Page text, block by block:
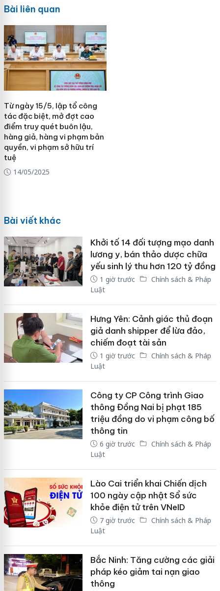
Bài liên quan
Từ ngày 15/5, lập tổ công
tác đặc biệt, mở đợt cao
điểm truy quét buôn lậu,
hàng giả, hàng vi phạm bản
quyền, vi phạm sở hữu trí
tuệ
14/05/2025
Bài viết khác
Khởi tố 14 đối tượng mạo danh
lương y, bán thảo dược chữa
yếu sinh lý thu hơn 120 tỷ đồng
1 giờ trước
Chính sách & Pháp
Luật
Hưng Yên: Cảnh giác thủ đoạn
giả danh shipper để lừa đảo,
chiếm đoạt tài sản
1 giờ trước
Chính sách & Pháp
Luật
Công ty CP Công trình Giao
thông Đồng Nai bị phạt 185
triệu đồng do vi phạm công bố
thông tin
6 giờ trước
Chính sách & Pháp
Luật
Lào Cai triển khai Chiến dịch
100 ngày cập nhật Sổ sức
khỏe điện tử trên VNeID
7 giờ trước
Chính sách & Pháp
Luật
Bắc Ninh: Tăng cường các giải
pháp kéo giảm tai nạn giao
thông